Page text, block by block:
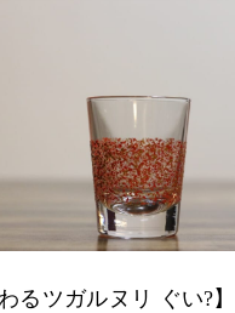
わるツガルヌリ ぐい?